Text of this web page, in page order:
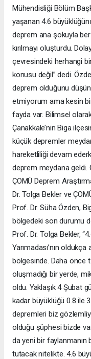
Mühendisliği Bölüm
yaşanan 4.6
deprem ana şokuyla
kırılmayı oluşturdu.
çevresindeki herhangi
konusu değil” dedi.
deprem olduğunu
etmiyorum ama kesin
fayda var. Bilimsel
Çanakkale’nin Biga
küçük depremler
hareketliliği devam
deprem meydana geldi.
ÇOMÜ Deprem
Dr. Tolga Bekler ve
Prof. Dr. Süha Özden,
bölgedeki son durumu
Prof. Dr. Tolga Bekler,
Yarımadası’nın
bölgesinde. Daha önce
oluşmadığı bir yerde,
oldu. Yaklaşık 4 Şubat
kadar büyüklüğü 0.8 ile
depremleri biz
olduğu şüphesi bizde
da yeni bir faylanmanın
tutacak nitelikte. 4.6